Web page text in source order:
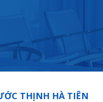
THỊNH HÀ TIÊN